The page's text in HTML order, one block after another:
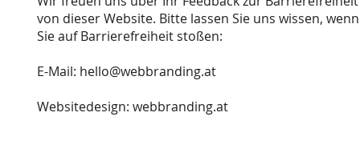
von dieser Website. Bitte lassen Sie uns wissen, wenn
Sie auf Barrierefreiheit stoßen:
E-Mail: hello@webbranding.at
Websitedesign: webbranding.at